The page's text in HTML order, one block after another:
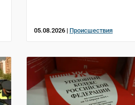
05.08.2026 | Происшествия